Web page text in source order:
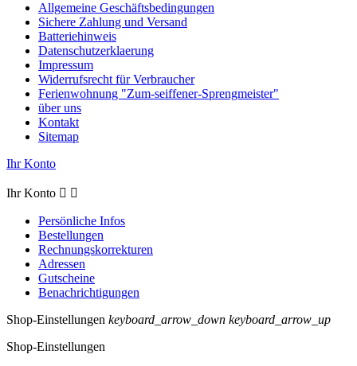
Allgemeine Geschäftsbedingungen
Sichere Zahlung und Versand
Batteriehinweis
Datenschutzerklaerung
Impressum
Widerrufsrecht für Verbraucher
Ferienwohnung "Zum-seiffener-Sprengmeister"
über uns
Kontakt
Sitemap
Ihr Konto
Ihr Konto  
Persönliche Infos
Bestellungen
Rechnungskorrekturen
Adressen
Gutscheine
Benachrichtigungen
Shop-Einstellungen keyboard_arrow_down keyboard_arrow_up
Shop-Einstellungen